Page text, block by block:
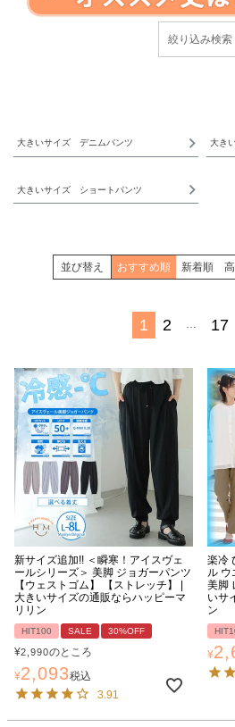
大きいサイズ デニムパンツ 大き
大きいサイズ ショートパンツ
並び替え おすすめ順 新着順
1 2 … 17
新サイズ追加!! ＜瞬寒！アイスヴェ
ールシリーズ＞ 美脚 ジョガーパンツ
【ウェストゴム】 【ストレッチ】 |
大きいサイズの通販ならハッピーマ
リリン
HIT100 SALE 30%OFF
¥2,990のところ
¥2,093税込
3.91
楽冷
ル
美脚
いサ
ン
¥